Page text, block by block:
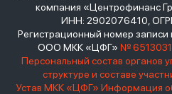
компания «Центрофинанс
ИНН: 2902076410,
Регистрационный номер записи
ООО МКК «ЦФГ» №
Персональный состав органов
структуре и составе
Устав МКК «ЦФГ» Информация